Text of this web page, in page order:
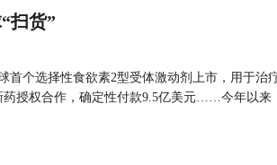
扫货”
首个选择性食欲素2型受体激动剂上市，用于治
授权合作，确定性付款9.5亿美元……今年以来